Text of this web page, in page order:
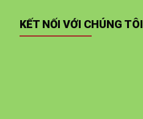
KẾT NỐI VỚI CHÚNG TÔI